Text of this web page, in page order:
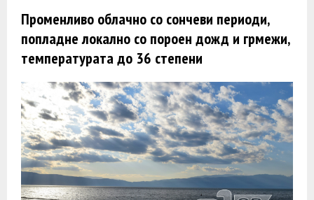
Променливо облачно со сончеви периоди,
попладне локално со пороен дожд и грмежи,
температурата до 36 степени